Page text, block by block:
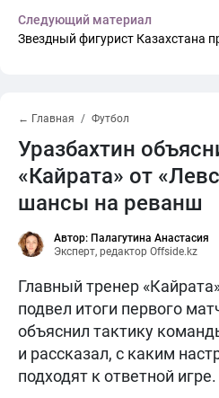
Следующий материал
Звездный фигурист Казахстана
← Главная Футбол
Уразбахтин
«Кайрата» от
шансы на реванш
Автор: Палагутина Анастасия
Эксперт, редактор Offside.kz
Главный тренер
подвел итоги первого
объяснил тактику
и рассказал, с каким
подходят к ответной игре.